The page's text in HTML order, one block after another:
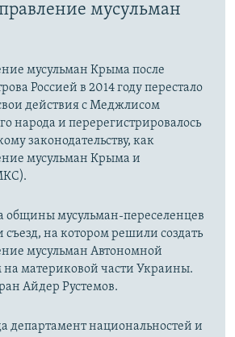
мусульман
мусульман Крыма после
Россией в 2014 году перестало
действия с Меджлисом
народа и перерегистрировалось
законодательству, как
мусульман Крыма и
общины мусульман-переселенцев
на котором решили создать
мусульман Автономной
материковой части Украины.
Айдер Рустемов.
департамент национальностей и